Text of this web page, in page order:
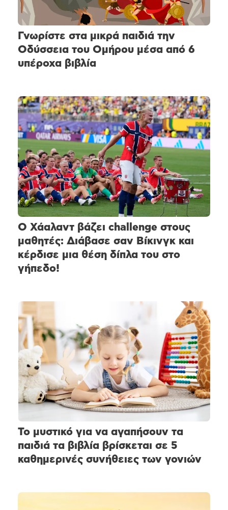
Γνωρίστε στα μικρά παιδιά την
Οδύσσεια του Ομήρου μέσα από 6
υπέροχα βιβλία
Ο Χάαλαντ βάζει challenge στους
μαθητές: Διάβασε σαν Βίκινγκ και
κέρδισε μια θέση δίπλα του στο
γήπεδο!
Το μυστικό για να αγαπήσουν τα
παιδιά τα βιβλία βρίσκεται σε 5
καθημερινές συνήθειες των γονιών